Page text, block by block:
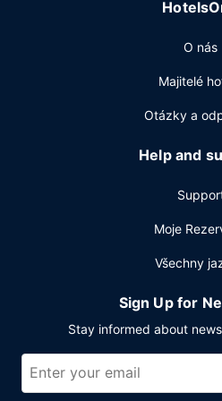
O nás
Majitelé
Otázky a
Help and
Moje
Všechny
Sign Up for
Stay informed about